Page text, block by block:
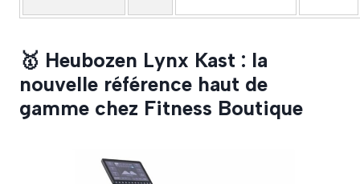
🥇 Heubozen Lynx Kast : la
nouvelle référence haut de
gamme chez Fitness Boutique